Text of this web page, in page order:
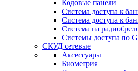
Кодовые панели
Система доступа к
Система доступа к
Система на
Системы доступа по
СКУД сетевые
Аксессуары
Биометрия